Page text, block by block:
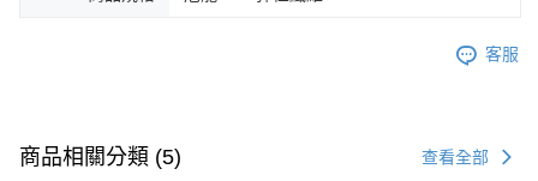
客服
商品相關分類 (5) 查看全部